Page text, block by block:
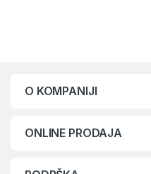
O KOMPANIJI
ONLINE PRODAJA